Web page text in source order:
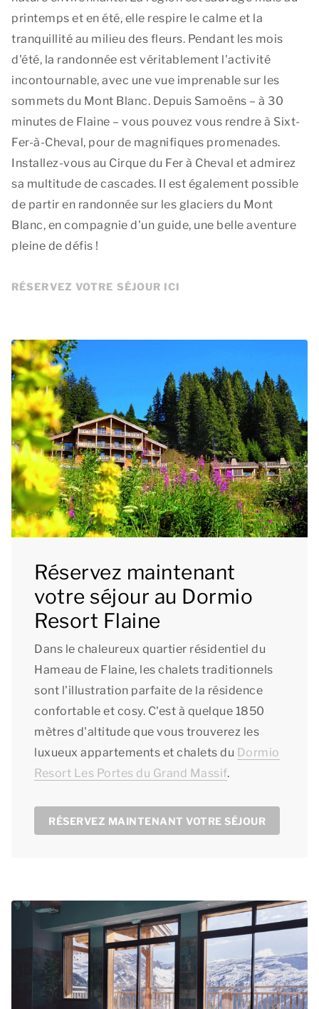
printemps et en été, elle respire le calme et la
tranquillité au milieu des fleurs. Pendant les mois
d'été, la randonnée est véritablement l'activité
incontournable, avec une vue imprenable sur les
sommets du Mont Blanc. Depuis Samoëns – à 30
minutes de Flaine – vous pouvez vous rendre à Sixt-
Fer-à-Cheval, pour de magnifiques promenades.
Installez-vous au Cirque du Fer à Cheval et admirez
sa multitude de cascades. Il est également possible
de partir en randonnée sur les glaciers du Mont
Blanc, en compagnie d'un guide, une belle aventure
pleine de défis !
RÉSERVEZ VOTRE SÉJOUR ICI
Réservez maintenant
votre séjour au Dormio
Resort Flaine
Dans le chaleureux quartier résidentiel du
Hameau de Flaine, les chalets traditionnels
sont l'illustration parfaite de la résidence
confortable et cosy. C'est à quelque 1850
mètres d'altitude que vous trouverez les
luxueux appartements et chalets du Dormio
Resort Les Portes du Grand Massif.
RÉSERVEZ MAINTENANT VOTRE SÉJOUR